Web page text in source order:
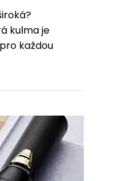
kulma je
každou